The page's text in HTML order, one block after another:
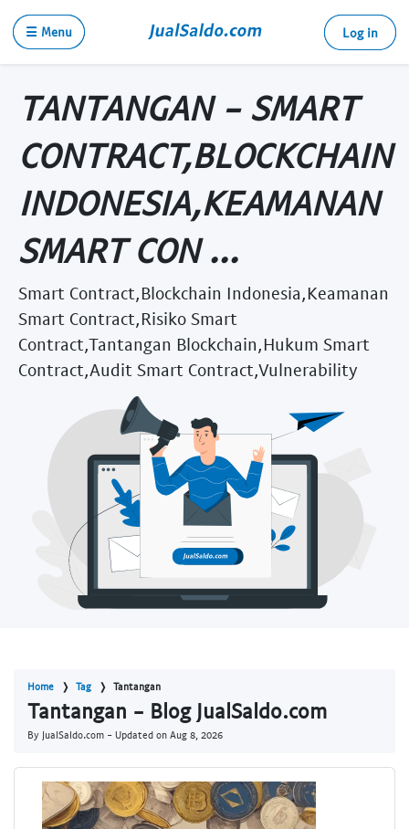
☰ Menu Log in
TANTANGAN - SMART
CONTRACT,BLOCKCHAIN
INDONESIA,KEAMANAN
SMART CON ...
Smart Contract,Blockchain Indonesia,Keamanan
Smart Contract,Risiko Smart
Contract,Tantangan Blockchain,Hukum Smart
Contract,Audit Smart Contract,Vulnerability
Home Tag Tantangan
Tantangan - Blog JualSaldo.com
By JualSaldo.com - Updated on Aug 8, 2026